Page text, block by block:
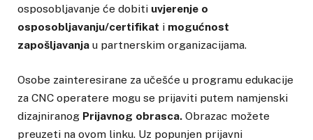
osposobljavanje će dobiti uvjerenje o
osposobljavanju/certifikat i mogućnost
zapošljavanja u partnerskim organizacijama.
Osobe zainteresirane za učešće u programu edukacije
za CNC operatere mogu se prijaviti putem namjenski
dizajniranog Prijavnog obrasca. Obrazac možete
preuzeti na ovom linku. Uz popunjen prijavni